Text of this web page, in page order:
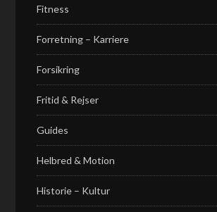
Fitness
Forretning – Karriere
Forsikring
Fritid & Rejser
Guides
Helbred & Motion
Historie – Kultur